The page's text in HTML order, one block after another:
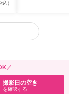
込）
／
撮影日の空き
を確認する